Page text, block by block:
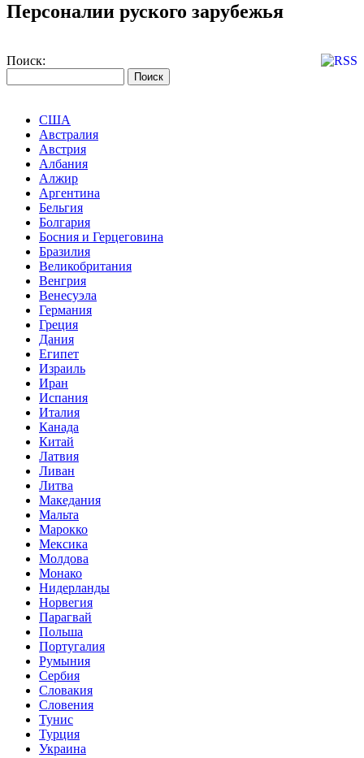
Персоналии руского зарубежья
Поиск:
США
Австралия
Австрия
Албания
Алжир
Аргентина
Бельгия
Болгария
Босния и Герцеговина
Бразилия
Великобритания
Венгрия
Венесуэла
Германия
Греция
Дания
Египет
Израиль
Иран
Испания
Италия
Канада
Китай
Латвия
Ливан
Литва
Македания
Мальта
Марокко
Мексика
Молдова
Монако
Нидерланды
Норвегия
Парагвай
Польша
Португалия
Румыния
Сербия
Словакия
Словения
Тунис
Турция
Украина